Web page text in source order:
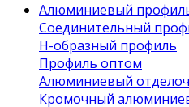
Алюминиевый
Соединительный
Н-образный профиль
Профиль оптом
Алюминиевый
Кромочный